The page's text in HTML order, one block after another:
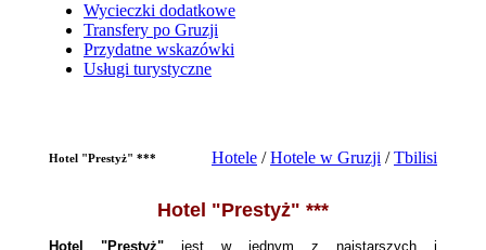
Wycieczki dodatkowe
Transfery po Gruzji
Przydatne wskazówki
Usługi turystyczne
Hotel "Prestyż" *** Hotele /Hotele w Gruzji /Tbilisi
Hotel "Prestyż" ***
Hotel "Prestyż" jest w jednym z najstarszych i